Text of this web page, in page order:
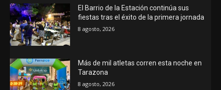
El Barrio de la Estación continúa sus
fiestas tras el éxito de la primera jornada
8 agosto, 2026
Más de mil atletas corren esta noche en
Tarazona
8 agosto, 2026